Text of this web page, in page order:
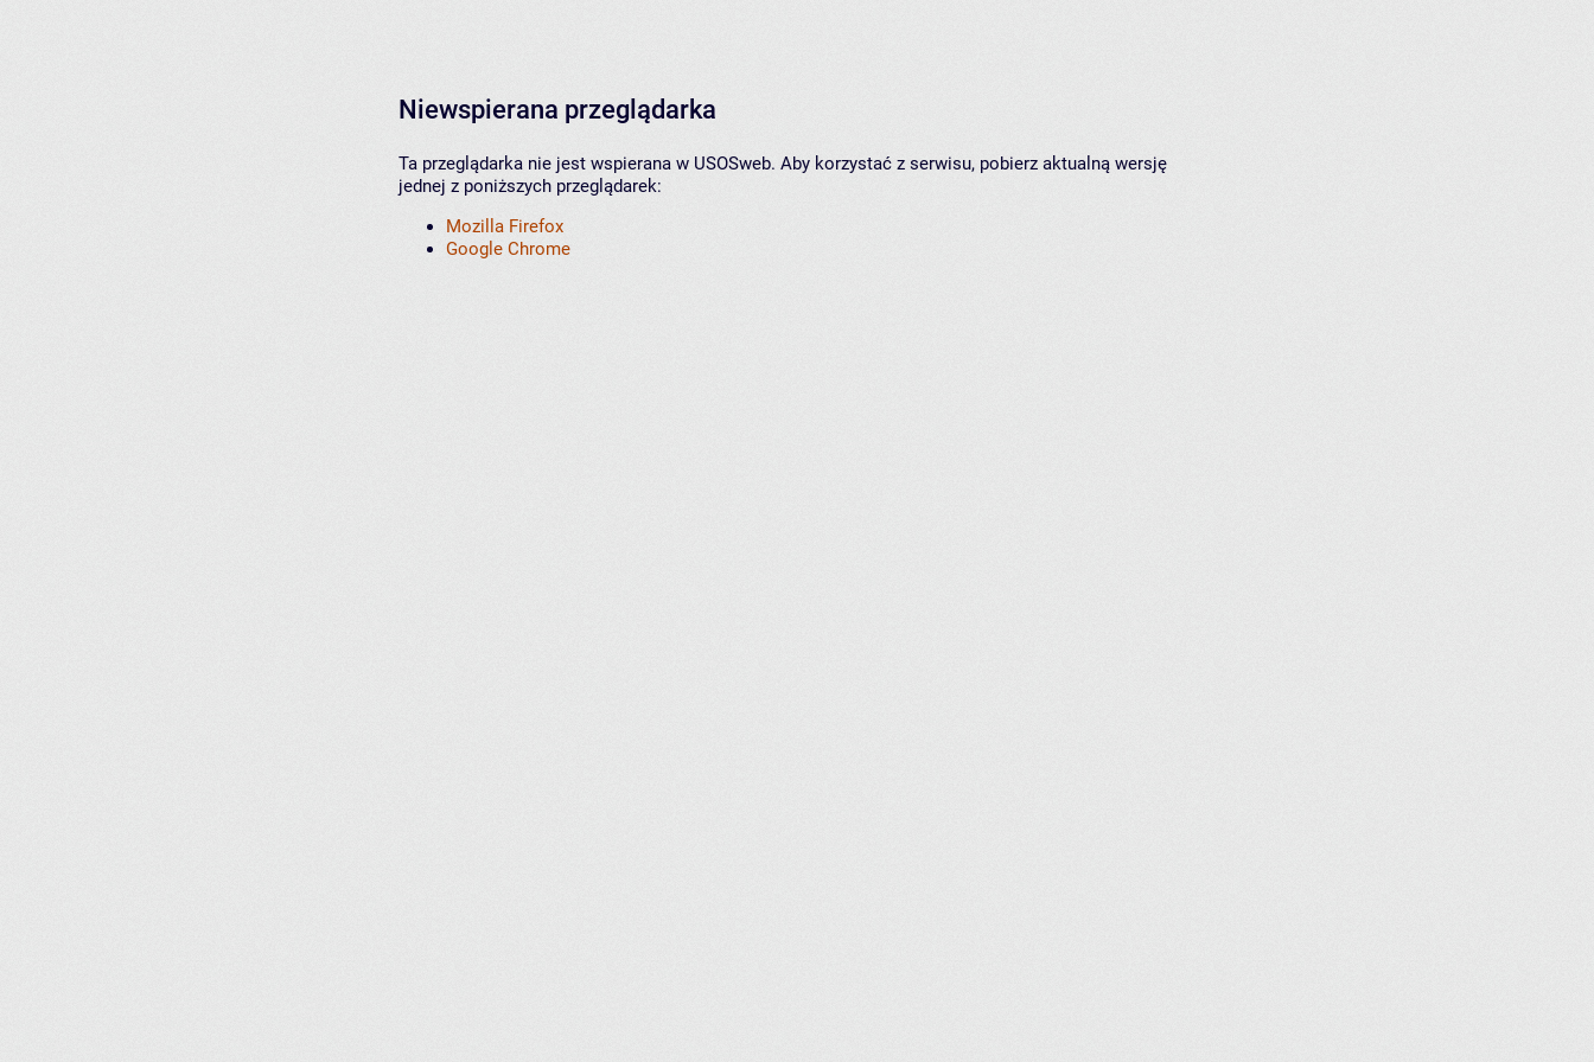
Niewspierana przeglądarka
Ta przeglądarka nie jest wspierana w USOSweb. Aby korzystać z serwisu, pobierz aktualną wersję
jednej z poniższych przeglądarek:
Mozilla Firefox
Google Chrome